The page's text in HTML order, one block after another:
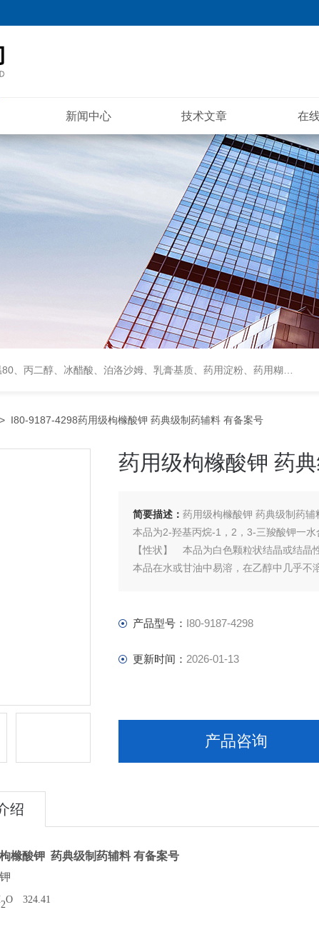
新闻中心 技术文章 在
素、羟丙基甲基纤维素、乳糖、交联聚维酮、交联羧甲基纤维素钠、聚乙二醇（PEG）系列、二氧化硅、聚乙烯吡咯烷酮、十八醇、十六醇、预交化淀粉、微晶纤维素、甲基纤维素、乙基纤维素，三氯蔗糖，麝香草酚，药用蜂蜜，
> I80-9187-4298药用级枸橼酸钾 药典级制药辅料 有备案号
药用级枸橼酸钾 药
简要描述： 药用级枸橼酸钾 药典级制药辅
本品为2-羟基丙烷-1，2，3-三羧酸钾一
【性状】 本品为白色颗粒状结晶或结晶
本品在水或甘油中易溶，在乙醇中几乎不溶
产品型号： I80-9187-4298
更新时间： 2026-01-13
产品咨询
绍
橼酸钾 药典级制药辅料 有备案号
2O 324.41